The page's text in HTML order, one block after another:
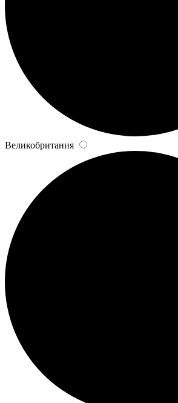
Великобритания